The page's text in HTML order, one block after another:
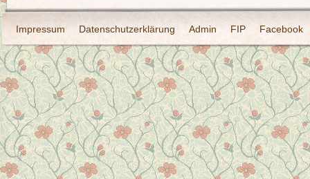
Impressum Datenschutzerklärung Admin FIP Facebook